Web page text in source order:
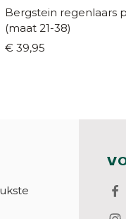
Bergstein regenlaars pink
(maat 21-38)
€ 39,95